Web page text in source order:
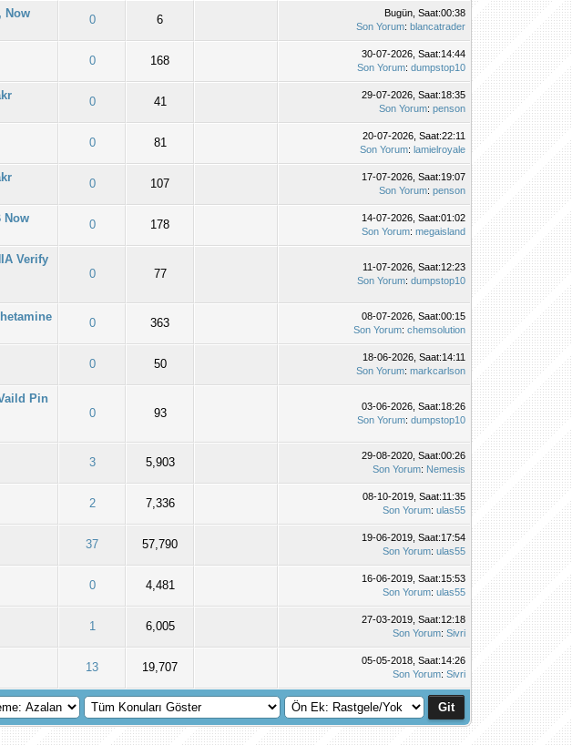
Now 0 6 Bugün , Saat:00:38
Son Yorum:blancatrader
0 168
30-07-2026, Saat:14:44
Son Yorum:dumpstop10
0 41
29-07-2026, Saat:18:35
Son Yorum:penson
0 81
20-07-2026, Saat:22:11
Son Yorum:lamielroyale
0 107
17-07-2026, Saat:19:07
Son Yorum:penson
Now 0 178
14-07-2026, Saat:01:02
Son Yorum:megaisland
Verify
0 77
11-07-2026, Saat:12:23
Son Yorum:dumpstop10
0 363
08-07-2026, Saat:00:15
Son Yorum:chemsolution
0 50
18-06-2026, Saat:14:11
Son Yorum:markcarlson
Pin
0 93
03-06-2026, Saat:18:26
Son Yorum:dumpstop10
3 5,903
29-08-2020, Saat:00:26
Son Yorum: Nemesis
2 7,336
08-10-2019, Saat:11:35
Son Yorum:ulas55
37 57,790
19-06-2019, Saat:17:54
Son Yorum:ulas55
0 4,481
16-06-2019, Saat:15:53
Son Yorum:ulas55
1 6,005
27-03-2019, Saat:12:18
Son Yorum:Sivri
13 19,707
05-05-2018, Saat:14:26
Son Yorum:Sivri